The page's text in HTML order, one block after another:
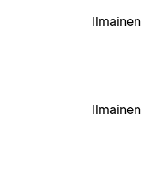
Ilmainen
Ilmainen